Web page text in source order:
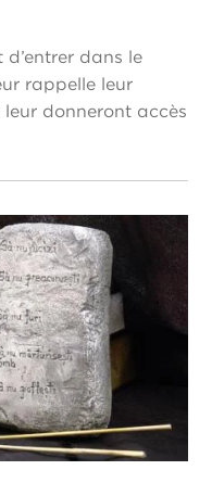
dans le
rappelle leur
donneront accès